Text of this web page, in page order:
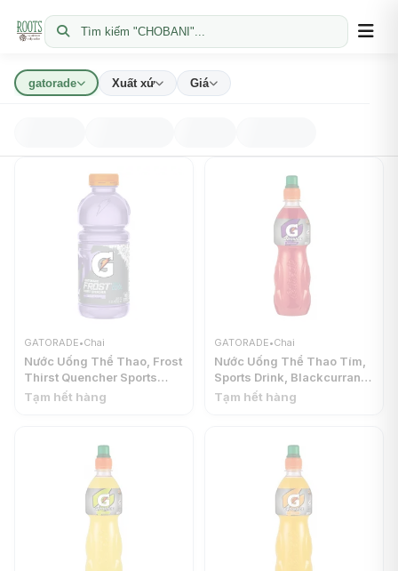
Tìm kiếm "CHOBANI"...
gatorade Xuất xứ Giá
GATORADE•Chai
Nước Uống Thể Thao, Frost
Thirst Quencher Sports
Drink, Riptide Rush, 20 fl oz
Tạm hết hàng
GATORADE•Chai
Nước Uống Thể Thao Tím,
Sports Drink, Blackcurrant
(500ml) - GATORADE
Tạm hết hàng